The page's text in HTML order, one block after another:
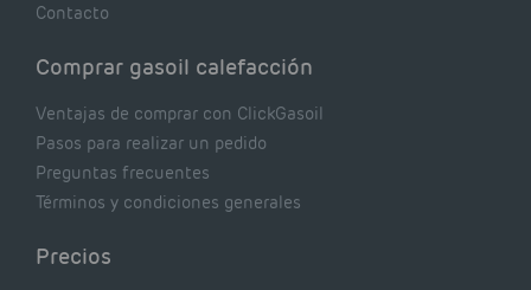
Contacto
Comprar gasoil calefacción
Ventajas de comprar con ClickGasoil
Pasos para realizar un pedido
Preguntas frecuentes
Términos y condiciones generales
Precios